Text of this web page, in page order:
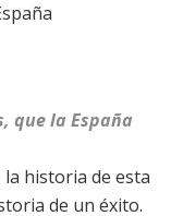
que la España
historia de esta
de un éxito.